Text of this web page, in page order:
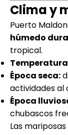
Clima y
Puerto
húmedo
tropical.
Época seca:
actividades al
Época
chubascos
Las